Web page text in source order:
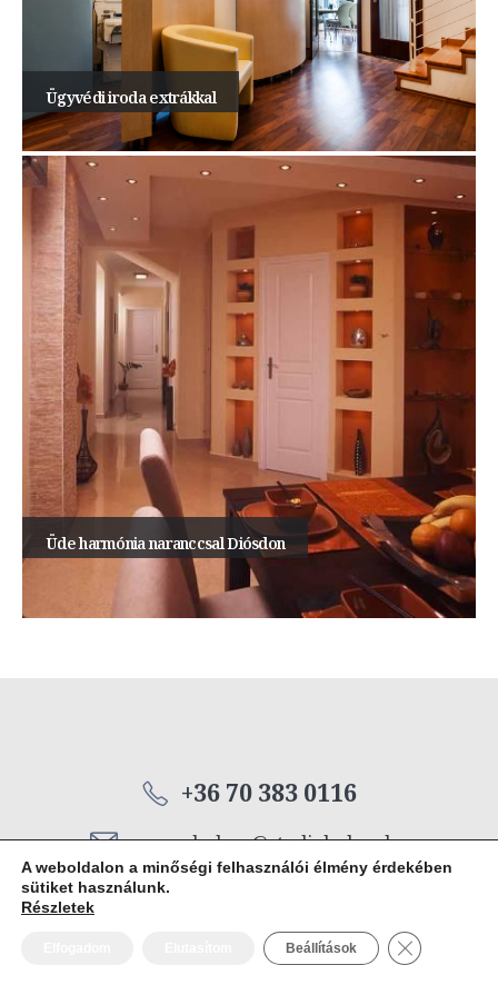
Ügyvédi iroda extrákkal
Üde harmónia naranccsal Diósdon
+36 70 383 0116
emese.balasy@studiobalasy.hu
STÍLUSOS TEREK
A weboldalon a minőségi felhasználói élmény érdekében
sütiket használunk.
Részletek
Beállítások Close GDPR